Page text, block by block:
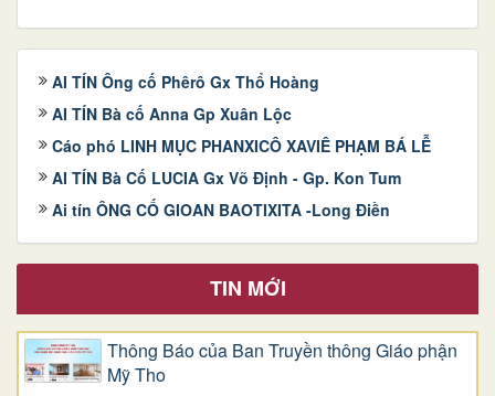
AI TÍN Ông cố Phêrô Gx Thổ Hoàng
AI TÍN Bà cố Anna Gp Xuân Lộc
Cáo phó LINH MỤC PHANXICÔ XAVIÊ PHẠM BÁ LỄ
AI TÍN Bà Cố LUCIA Gx Võ Định - Gp. Kon Tum
Ai tín ÔNG CỐ GIOAN BAOTIXITA -Long Điền
TIN MỚI
Thông Báo của Ban Truyền thông Giáo phận
Mỹ Tho